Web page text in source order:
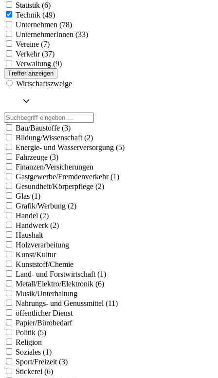
Statistik (6)
Technik (49)
Unternehmen (78)
UnternehmerInnen (33)
Vereine (7)
Verkehr (37)
Verwaltung (9)
Treffer anzeigen
Wirtschaftszweige
Bau/Baustoffe (3)
Bildung/Wissenschaft (2)
Energie- und Wasserversorgung (5)
Fahrzeuge (3)
Finanzen/Versicherungen
Gastgewerbe/Fremdenverkehr (1)
Gesundheit/Körperpflege (2)
Glas (1)
Grafik/Werbung (2)
Handel (2)
Handwerk (2)
Haushalt
Holzverarbeitung
Kunst/Kultur
Kunststoff/Chemie
Land- und Forstwirtschaft (1)
Metall/Elektro/Elektronik (6)
Musik/Unterhaltung
Nahrungs- und Genussmittel (11)
öffentlicher Dienst
Papier/Bürobedarf
Politik (5)
Religion
Soziales (1)
Sport/Freizeit (3)
Stickerei (6)